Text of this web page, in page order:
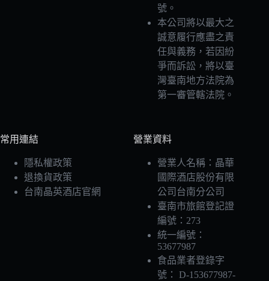
號。
本公司將以最大之
誠意履行應盡之責
任與義務，若因紛
爭而訴訟，將以臺
灣臺南地方法院為
第一審管轄法院。
常用連結
隱私權政策
退換貨政策
台南晶英酒店官網
營業資料
營業人名稱：晶華
國際酒店股份有限
公司台南分公司
臺南市旅館登記證
編號：273
統一編號：
53677987
食品業者登錄字
號： D-153677987-